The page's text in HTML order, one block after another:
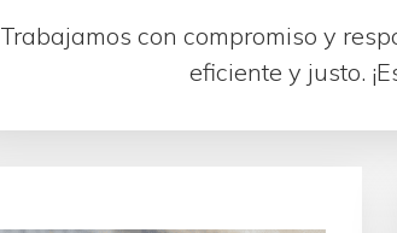
Trabajamos con compromiso y
eficiente y justo.